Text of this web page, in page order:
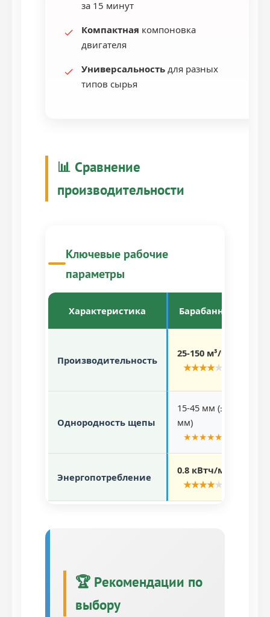
за 15 минут
Компактная компоновка
двигателя
Универсальность для разных
типов сырья
📊 Сравнение
производительности
Ключевые рабочие
параметры
Характеристика Барабанные
Производительность
25-150 м³/час
★★★★★
Однородность щепы
15-45 мм (±2
мм)
★★★★★
Энергопотребление
0.8 кВтч/м³
★★★★★
🏆 Рекомендации по
выбору